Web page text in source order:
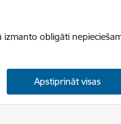
obligāti
Apstiprināt visas